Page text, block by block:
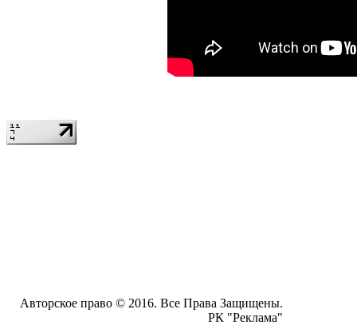
Авторское право © 2016. Все Права Защищены.
РК "Реклама"